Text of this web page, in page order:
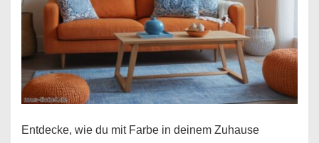
Entdecke, wie du mit Farbe in deinem Zuhause